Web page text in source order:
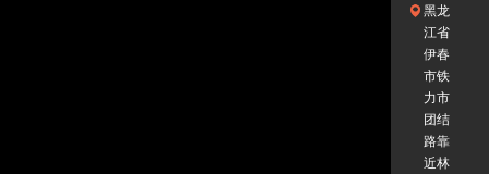
黑龙
江省
伊春
市铁
力市
团结
路靠
近林